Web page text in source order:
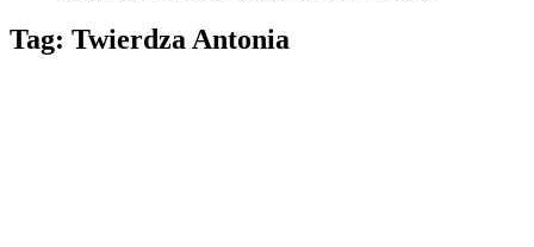
Tag: Twierdza Antonia